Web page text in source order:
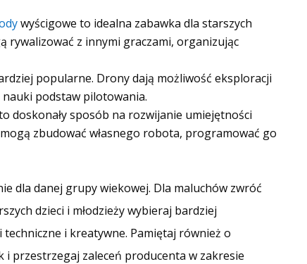
wyścigowe to idealna zabawka dla starszych
rywalizować z innymi graczami, organizując
popularne. Drony dają możliwość eksploracji
podstaw pilotowania.
doskonały sposób na rozwijanie umiejętności
zbudować własnego robota, programować go
dla danej grupy wiekowej. Dla maluchów zwróć
dzieci i młodzieży wybieraj bardziej
i kreatywne. Pamiętaj również o
przestrzegaj zaleceń producenta w zakresie